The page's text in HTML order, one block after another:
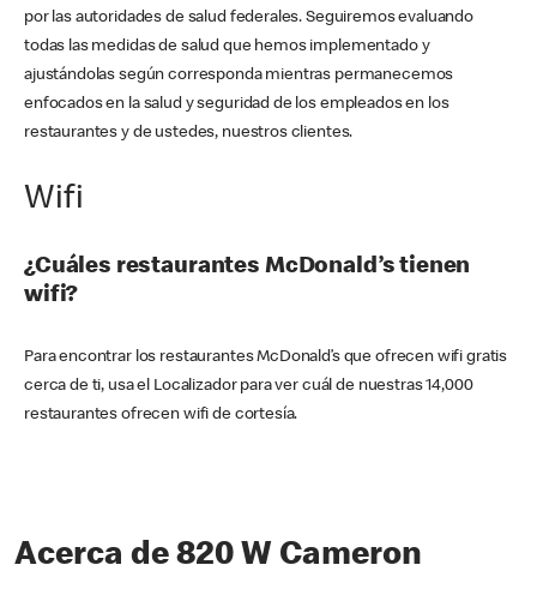
por las autoridades de salud federales. Seguiremos evaluando
todas las medidas de salud que hemos implementado y
ajustándolas según corresponda mientras permanecemos
enfocados en la salud y seguridad de los empleados en los
restaurantes y de ustedes, nuestros clientes.
Wifi
¿Cuáles restaurantes McDonald’s tienen
wifi?
Para encontrar los restaurantes McDonald’s que ofrecen wifi gratis
cerca de ti, usa el Localizador para ver cuál de nuestras 14,000
restaurantes ofrecen wifi de cortesía.
Acerca de 820 W Cameron